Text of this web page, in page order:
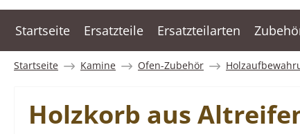
Startseite Ersatzteile Ersatzteilarten
Startseite Kamine Ofen-Zubehör
Holzkorb aus